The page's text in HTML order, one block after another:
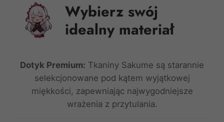
Wybierz swój
idealny materiał
Dotyk Premium: Tkaniny Sakume są starannie
selekcjonowane pod kątem wyjątkowej
miękkości, zapewniając najwygodniejsze
wrażenia z przytulania.